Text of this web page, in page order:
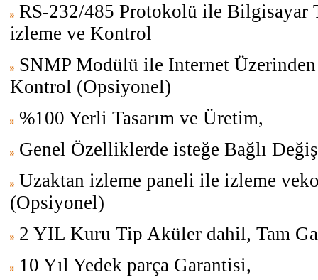
RS-232/485 Protokolü ile Bilgisayar
izleme ve Kontrol
SNMP Modülü ile Internet
Kontrol (Opsiyonel)
%100 Yerli Tasarım ve Üretim,
Genel Özelliklerde isteğe Bağlı
Uzaktan izleme paneli ile izleme
(Opsiyonel)
2 YIL Kuru Tip Aküler dahil, Tam
10 Yıl Yedek parça Garantisi,